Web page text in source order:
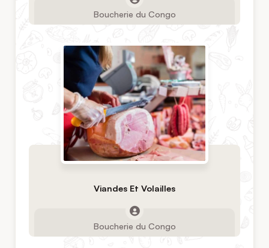
Boucherie du Congo
Viandes Et Volailles
Boucherie du Congo